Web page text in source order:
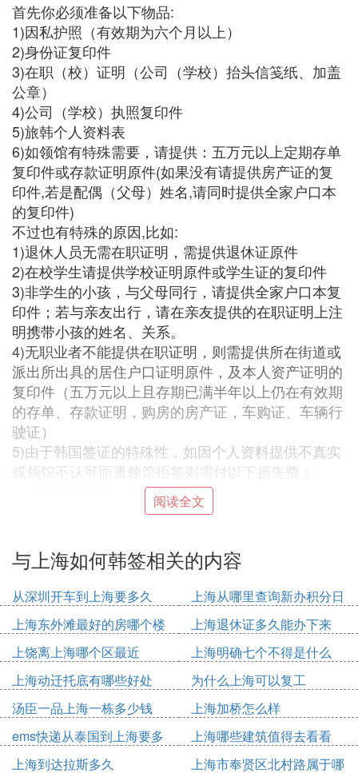
首先你必须准备以下物品:
1)因私护照（有效期为六个月以上）
2)身份证复印件
3)在职（校）证明（公司（学校）抬头信笺纸、加盖
公章）
4)公司（学校）执照复印件
5)旅韩个人资料表
6)如领馆有特殊需要，请提供：五万元以上定期存单
复印件或存款证明原件(如果没有请提供房产证的复
印件,若是配偶（父母）姓名,请同时提供全家户口本
的复印件)
不过也有特殊的原因,比如:
1)退休人员无需在职证明，需提供退休证原件
2)在校学生请提供学校证明原件或学生证的复印件
3)非学生的小孩，与父母同行，请提供全家户口本复
印件；若与亲友出行，请在亲友提供的在职证明上注
明携带小孩的姓名、关系。
4)无职业者不能提供在职证明，则需提供所在街道或
派出所出具的居住户口证明原件，及本人资产证明的
复印件（五万元以上且存期已满半年以上仍在有效期
的存单、存款证明，购房的房产证，车购证、车辆行
驶证）
5)由于韩国签证的特殊性，如因个人资料提供不真实
或领馆不认可而遭领馆拒签则需付以下损失费：
A. 签证损失费500元人民币
B. 机票损失费（根据实际发生费用收取）
这个是具体的:
韩国入境签证所需资料
因私护照（有效期为六个月以上）
身份证复印件
在职（校）证明（公司（学校）抬头信笺纸、加盖公
章）
公司（学校）执照复印件
旅韩个人资料表
如领馆有特殊需要，请提供：五万元以上定期存单复
印件或存款证明原件(如果没有请提供房产证的复印
阅读全文
与上海如何韩签相关的内容
从深圳开车到上海要多久
上海从哪里查询新办积分日
期
上海东外滩最好的房哪个楼
上海退休证多久能办下来
上饶离上海哪个区最近
上海明确七个不得是什么
上海动迁托底有哪些好处
为什么上海可以复工
汤臣一品上海一栋多少钱
上海加桥怎么样
ems快递从泰国到上海要多
久
上海哪些建筑值得去看看
上海到达拉斯多久
上海市奉贤区北村路属于哪